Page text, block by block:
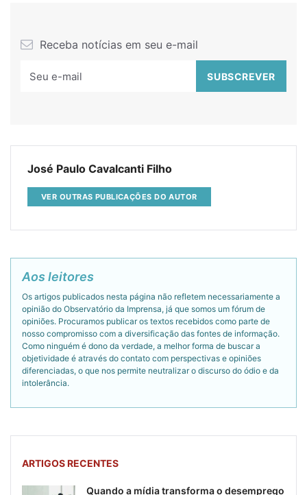
Receba notícias em seu e-mail
José Paulo Cavalcanti Filho
VER OUTRAS PUBLICAÇÕES DO AUTOR
Aos leitores
Os artigos publicados nesta página não refletem necessariamente a
opinião do Observatório da Imprensa, já que somos um fórum de
opiniões. Procuramos publicar os textos recebidos como parte de
nosso compromisso com a diversificação das fontes de informação.
Como ninguém é dono da verdade, a melhor forma de buscar a
objetividade é através do contato com perspectivas e opiniões
diferenciadas, o que nos permite neutralizar o discurso do ódio e da
intolerância.
ARTIGOS RECENTES
Quando a mídia transforma o desemprego